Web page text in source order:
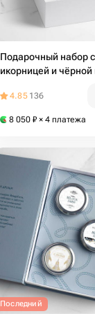
Подарочный набор с
икорницей и чёрной
4.85 136
8 050 ₽ × 4 платежа
Последний